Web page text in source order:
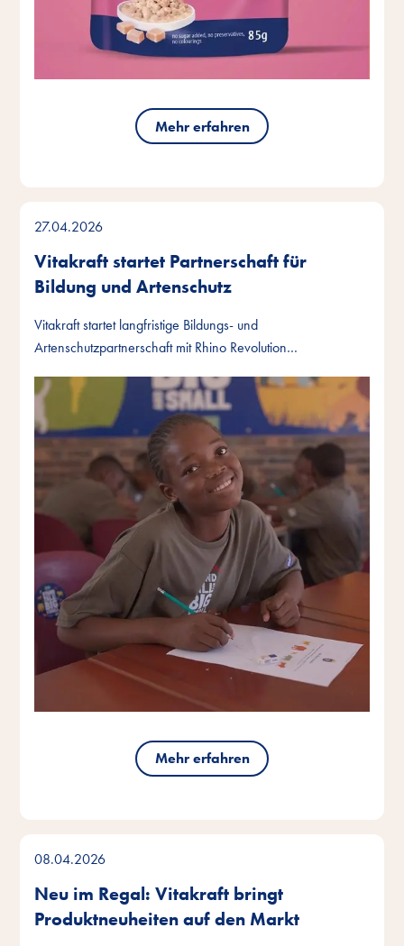
Mehr erfahren
27.04.2026
Vitakraft startet Partnerschaft für
Bildung und Artenschutz
Vitakraft startet langfristige Bildungs- und
Artenschutzpartnerschaft mit Rhino Revolution…
Mehr erfahren
08.04.2026
Neu im Regal: Vitakraft bringt
Produktneuheiten auf den Markt